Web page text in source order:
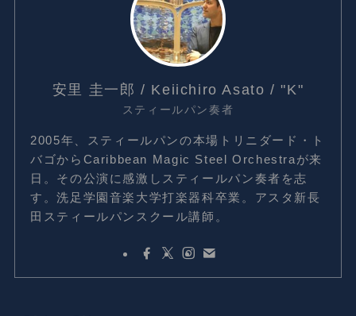
安里 圭一郎 / Keiichiro Asato / "K"
スティールパン奏者
2005年、スティールパンの本場トリニダード・ト
バゴからCaribbean Magic Steel Orchestraが来
日。その公演に感激しスティールパン奏者を志
す。洗足学園音楽大学打楽器科卒業。アスタ新長
田スティールパンスクール講師。